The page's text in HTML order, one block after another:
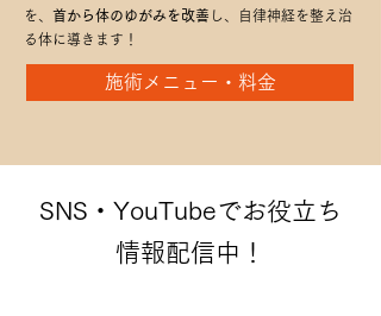
を、 首から体のゆがみを改善 し、自律神経を整え治
る体に導きます！
施術メニュー・料金
SNS・YouTubeでお役立ち
情報配信中！